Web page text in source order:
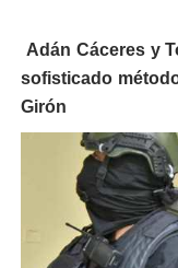
Adán Cáceres y
sofisticado
Girón